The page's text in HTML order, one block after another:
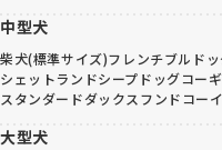
中型犬
柴犬(標準サイズ)フレンチブルド
シェットランドシープドッグコー
スタンダードダックスフンドコー
大型犬